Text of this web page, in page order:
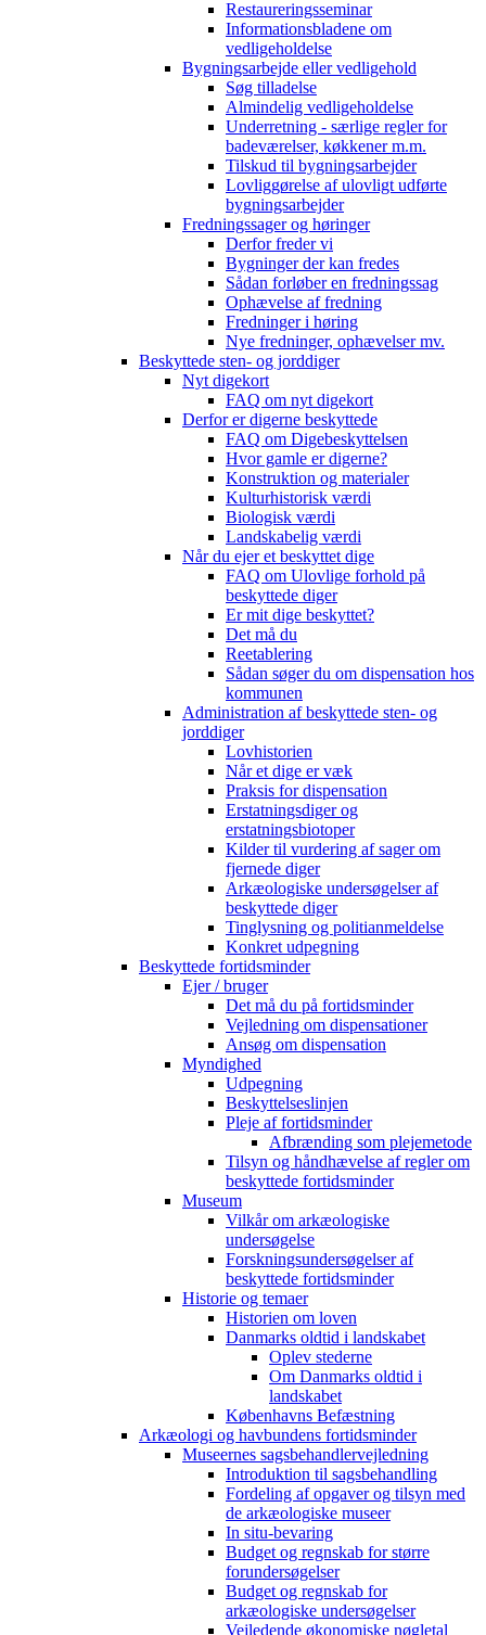
Restaureringsseminar
Informationsbladene om
vedligeholdelse
Bygningsarbejde eller vedligehold
Søg tilladelse
Almindelig vedligeholdelse
Underretning - særlige regler for
badeværelser, køkkener m.m.
Tilskud til bygningsarbejder
Lovliggørelse af ulovligt udførte
bygningsarbejder
Fredningssager og høringer
Derfor freder vi
Bygninger der kan fredes
Sådan forløber en fredningssag
Ophævelse af fredning
Fredninger i høring
Nye fredninger, ophævelser mv.
Beskyttede sten- og jorddiger
Nyt digekort
FAQ om nyt digekort
Derfor er digerne beskyttede
FAQ om Digebeskyttelsen
Hvor gamle er digerne?
Konstruktion og materialer
Kulturhistorisk værdi
Biologisk værdi
Landskabelig værdi
Når du ejer et beskyttet dige
FAQ om Ulovlige forhold på
beskyttede diger
Er mit dige beskyttet?
Det må du
Reetablering
Sådan søger du om dispensation hos
kommunen
Administration af beskyttede sten- og
jorddiger
Lovhistorien
Når et dige er væk
Praksis for dispensation
Erstatningsdiger og
erstatningsbiotoper
Kilder til vurdering af sager om
fjernede diger
Arkæologiske undersøgelser af
beskyttede diger
Tinglysning og politianmeldelse
Konkret udpegning
Beskyttede fortidsminder
Ejer / bruger
Det må du på fortidsminder
Vejledning om dispensationer
Ansøg om dispensation
Myndighed
Udpegning
Beskyttelseslinjen
Pleje af fortidsminder
Afbrænding som plejemetode
Tilsyn og håndhævelse af regler om
beskyttede fortidsminder
Museum
Vilkår om arkæologiske
undersøgelse
Forskningsundersøgelser af
beskyttede fortidsminder
Historie og temaer
Historien om loven
Danmarks oldtid i landskabet
Oplev stederne
Om Danmarks oldtid i
landskabet
Københavns Befæstning
Arkæologi og havbundens fortidsminder
Museernes sagsbehandlervejledning
Introduktion til sagsbehandling
Fordeling af opgaver og tilsyn med
de arkæologiske museer
In situ-bevaring
Budget og regnskab for større
forundersøgelser
Budget og regnskab for
arkæologiske undersøgelser
Vejledende økonomiske nøgletal